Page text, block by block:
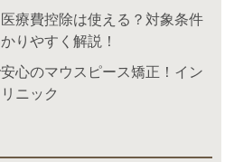
療費控除は使える？対象条件
りやすく解説！
心のマウスピース矯正！イン
ニック